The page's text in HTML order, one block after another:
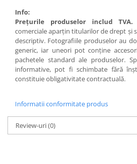
Info:
Preţurile produselor includ TVA.
comerciale aparţin titularilor de drept şi
descriptiv. Fotografiile produselor au
generic, iar uneori pot conţine
pachetele standard ale produselor.
informative, pot fi schimbate fără
constituie obligativitate contractuală.
Informatii conformitate produs
Review-uri(0)